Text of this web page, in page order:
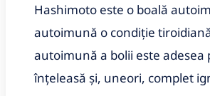
Hashimoto este o boală
autoimună o condiție
autoimună a bolii este adesea
înțeleasă și, uneori, complet